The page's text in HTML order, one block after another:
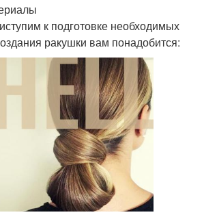
к подготовке необходимых
ракушки вам понадобится: